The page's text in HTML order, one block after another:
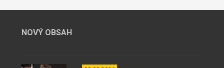
NOVÝ OBSAH